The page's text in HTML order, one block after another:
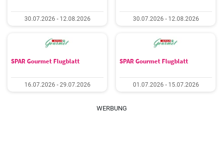
30.07.2026 - 12.08.2026 30.07.2026 - 12.08.2026
SPAR Gourmet Flugblatt
16.07.2026 - 29.07.2026
SPAR Gourmet Flugblatt
01.07.2026 - 15.07.2026
WERBUNG